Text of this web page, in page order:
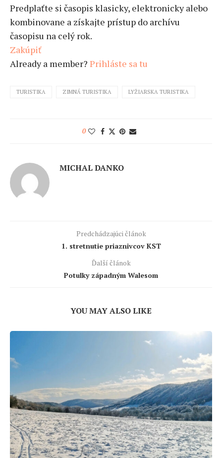
Predplaťte si časopis klasicky, elektronicky alebo
kombinovane a získajte prístup do archívu
časopisu na celý rok.
Zakúpiť
Already a member? Prihláste sa tu
TURISTIKA ZIMNÁ TURISTIKA LYŽIARSKA TURISTIKA
0
MICHAL DANKO
Predchádzajúci článok
1. stretnutie priaznivcov KST
Ďalší článok
Potulky západným Walesom
YOU MAY ALSO LIKE